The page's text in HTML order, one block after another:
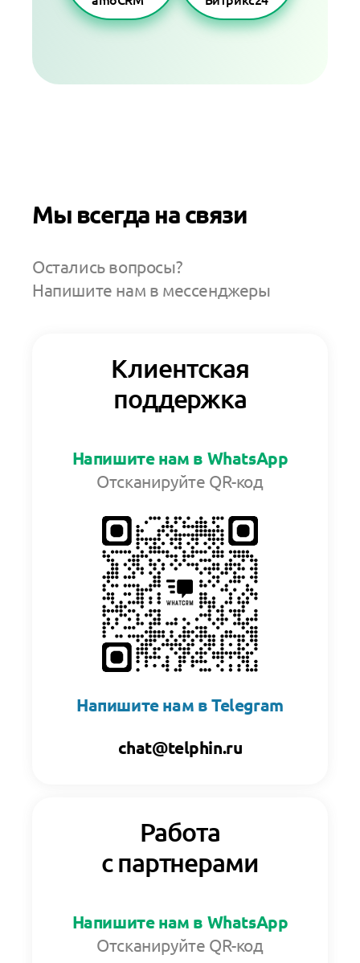
Мы всегда на связи
Остались вопросы?
Напишите нам в мессенджеры
Клиентская
поддержка
Напишите нам в WhatsApp
Отсканируйте QR-код
Напишите нам в Telegram
chat@telphin.ru
Работа
с партнерами
Напишите нам в WhatsApp
Отсканируйте QR-код